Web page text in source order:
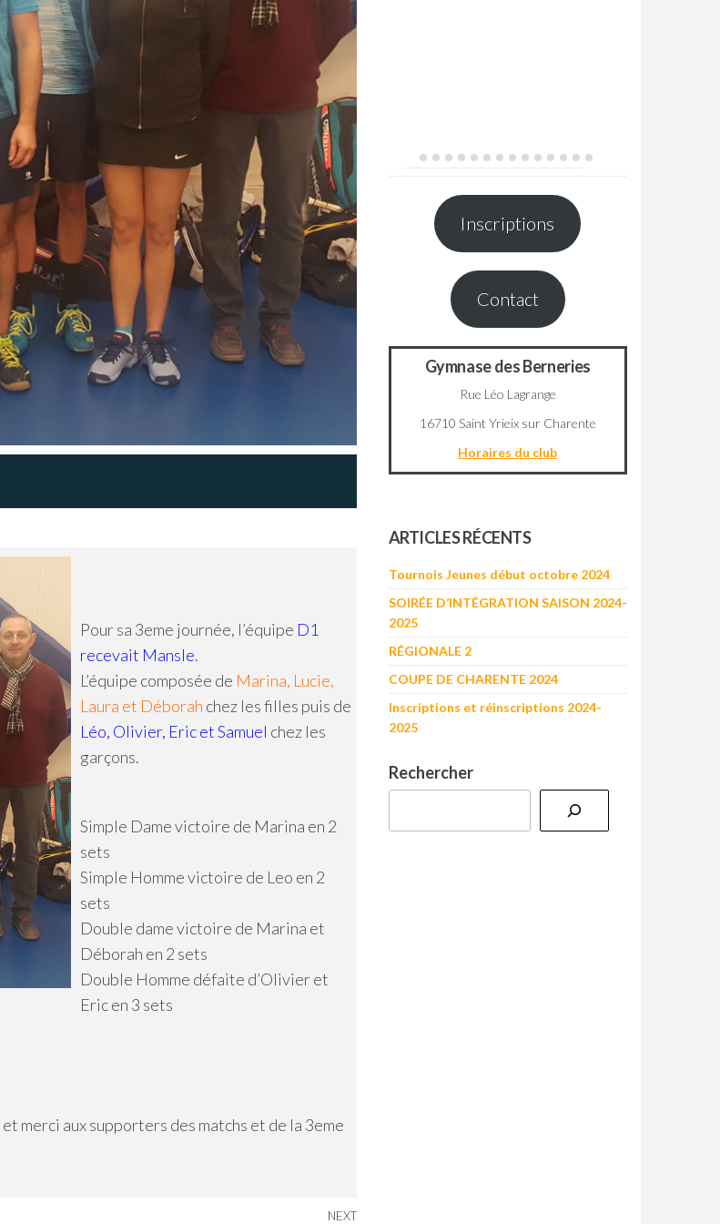
Pour sa 3eme journée, l’équipe D1
recevait Mansle.
L’équipe composée de Marina, Lucie,
Laura et Déborah chez les filles puis de
Léo, Olivier, Eric et Samuel chez les
garçons.
Simple Dame victoire de Marina en 2
sets
Simple Homme victoire de Leo en 2
sets
Double dame victoire de Marina et
Déborah en 2 sets
Double Homme défaite d’Olivier et
Eric en 3 sets
et merci aux supporters des matchs et de la 3eme
Next
NEXT
Inscriptions
Contact
Gymnase des Berneries
Rue Léo Lagrange
16710 Saint Yrieix sur Charente
Horaires du club
+
ARTICLES RÉCENTS
Tournois Jeunes début octobre 2024
SOIRÉE D’INTÉGRATION SAISON 2024-
2025
RÉGIONALE 2
COUPE DE CHARENTE 2024
Inscriptions et réinscriptions 2024-
2025
Rechercher